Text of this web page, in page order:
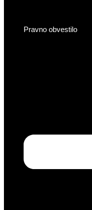
Pravno obvestilo